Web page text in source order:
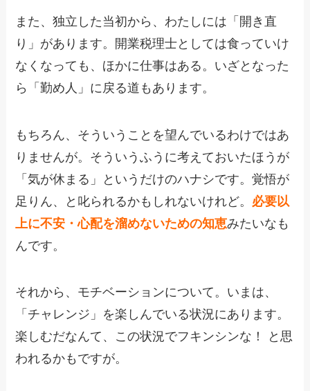
また、独立した当初から、わたしには「開き直
り」があります。開業税理士としては食っていけ
なくなっても、ほかに仕事はある。いざとなった
ら「勤め人」に戻る道もあります。
もちろん、そういうことを望んでいるわけではあ
りませんが。そういうふうに考えておいたほうが
「気が休まる」というだけのハナシです。覚悟が
足りん、と叱られるかもしれないけれど。 必要以
上に不安・心配を溜めないための知恵みたいなも
んです。
それから、モチベーションについて。いまは、
「チャレンジ」を楽しんでいる状況にあります。
楽しむだなんて、この状況でフキンシンな！ と思
われるかもですが。